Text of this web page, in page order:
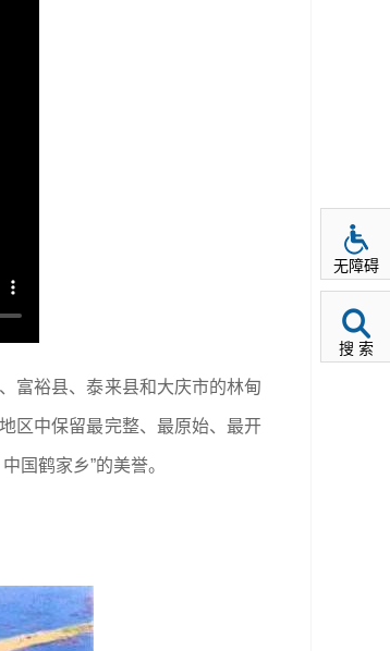
富裕县、泰来县和大庆市的林甸
区中保留最完整、最原始、最开
国鹤家乡”的美誉。
无障碍
搜 索